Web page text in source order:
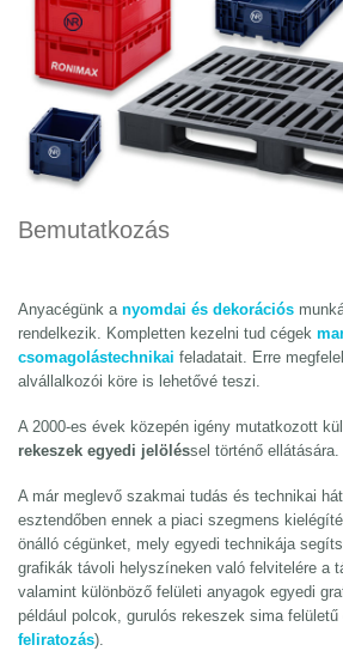
Bemutatkozás
Anyacégünk a nyomdai és dekorációs
rendelkezik. Kompletten kezelni tud cégek
csomagolástechnikai feladatait. Erre
alvállalkozói köre is lehetővé teszi.
A 2000-es évek közepén igény mutatkozott
rekeszek egyedi jelöléssel történő ellátására.
A már meglevő szakmai tudás és technikai
esztendőben ennek a piaci szegmens
önálló cégünket, mely egyedi technikája
grafikák távoli helyszíneken való felvitelére a
valamint különböző felületi anyagok egyedi
például polcok, gurulós rekeszek sima felületű
feliratozás).